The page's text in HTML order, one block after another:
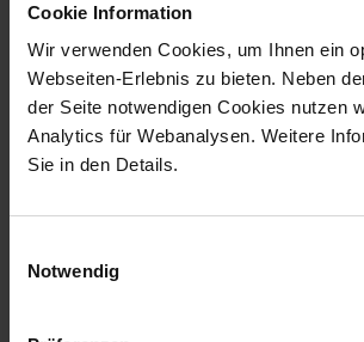
Cookie Information
Wir verwenden Cookies, um Ihnen ein
Webseiten-Erlebnis zu bieten. Neben
der Seite notwendigen Cookies nutzen
Analytics für Webanalysen. Weitere
Sie in den Details.
Notwendig
Verkehrsentwicklung
Flughafen Wien (VIE)
06/2019
Passagiere